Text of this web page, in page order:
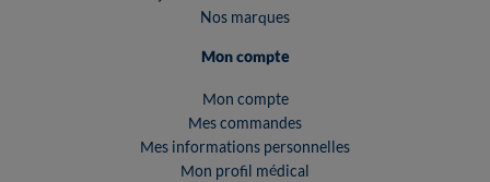
Nos marques
Mon compte
Mon compte
Mes commandes
Mes informations personnelles
Mon profil médical